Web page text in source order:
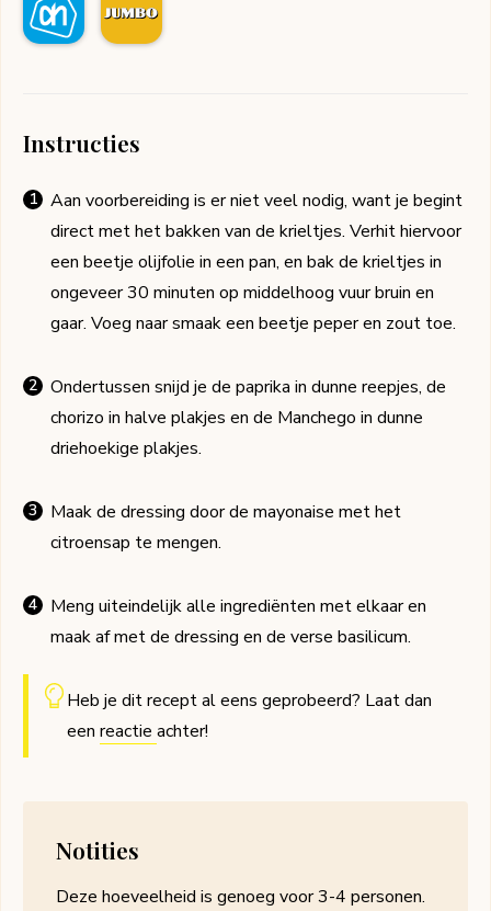
Instructies
Aan voorbereiding is er niet veel nodig, want je begint
direct met het bakken van de krieltjes. Verhit hiervoor
een beetje olijfolie in een pan, en bak de krieltjes in
ongeveer 30 minuten op middelhoog vuur bruin en
gaar. Voeg naar smaak een beetje peper en zout toe.
Ondertussen snijd je de paprika in dunne reepjes, de
chorizo in halve plakjes en de Manchego in dunne
driehoekige plakjes.
Maak de dressing door de mayonaise met het
citroensap te mengen.
Meng uiteindelijk alle ingrediënten met elkaar en
maak af met de dressing en de verse basilicum.
Heb je dit recept al eens geprobeerd? Laat dan
een reactie achter!
Notities
Deze hoeveelheid is genoeg voor 3-4 personen.